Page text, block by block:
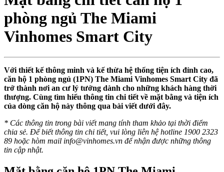
phòng ngủ The Miami
Vinhomes Smart City
Với thiết kế thông minh và kế thừa hệ thống tiện ích đỉnh cao,
căn hộ 1 phòng ngủ (1PN) The Miami Vinhomes Smart City đã
trở thành nơi an cư lý tưởng dành cho những khách hàng thời
thượng. Cùng tìm hiểu thông tin chi tiết về mặt bằng và tiện ích
của dòng căn hộ này thông qua bài viết dưới đây.
* Các thông tin trong bài viết mang tính tham khảo tại thời điểm
chia sẻ. Để biết thông tin chi tiết, vui lòng liên hệ hotline 1900 2323
89 hoặc hòm mail info@vinhomes.vn để nhận được những thông
tin cập nhật.